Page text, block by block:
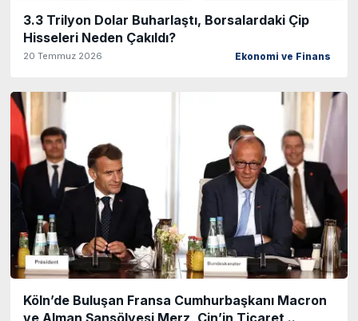
3.3 Trilyon Dolar Buharlaştı, Borsalardaki Çip
Hisseleri Neden Çakıldı?
20 Temmuz 2026 Ekonomi ve Finans
Köln’de Buluşan Fransa Cumhurbaşkanı Macron